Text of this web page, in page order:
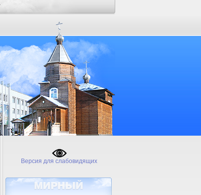
Версия для слабовидящих